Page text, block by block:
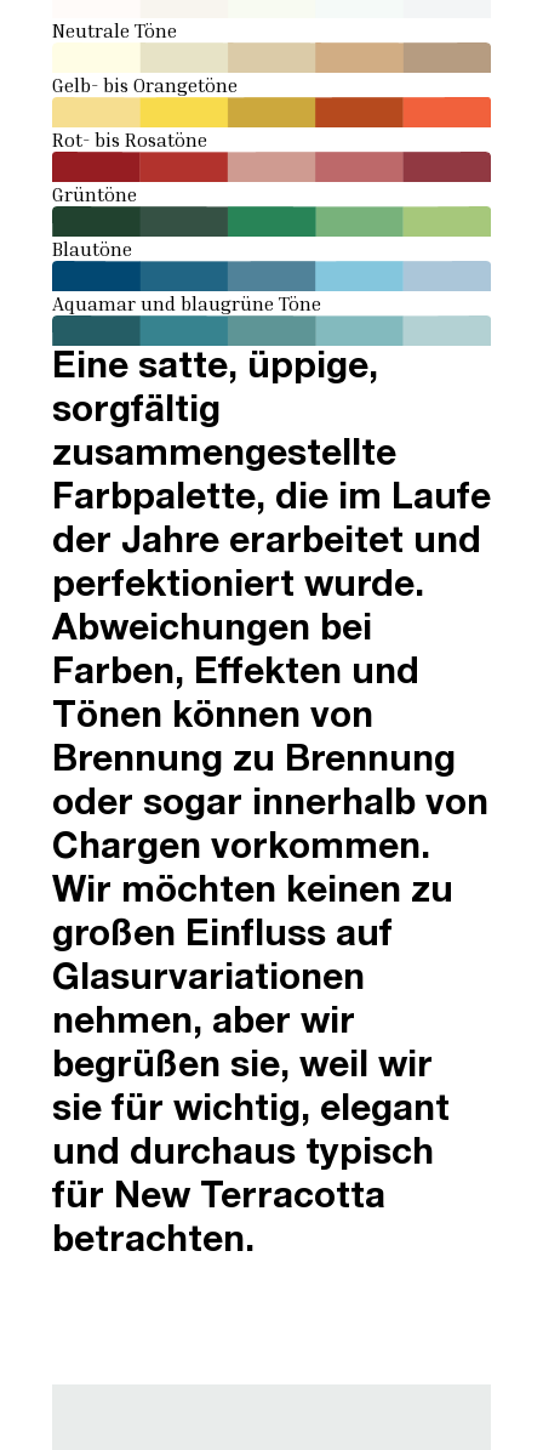
Neutrale Töne
Gelb- bis Orangetöne
Rot- bis Rosatöne
Grüntöne
Blautöne
Aquamar und blaugrüne Töne
Eine satte, üppige,
sorgfältig
zusammengestellte
Farbpalette, die im Laufe
der Jahre erarbeitet und
perfektioniert wurde.
Abweichungen bei
Farben, Effekten und
Tönen können von
Brennung zu Brennung
oder sogar innerhalb von
Chargen vorkommen.
Wir möchten keinen zu
großen Einfluss auf
Glasurvariationen
nehmen, aber wir
begrüßen sie, weil wir
sie für wichtig, elegant
und durchaus typisch
für New Terracotta
betrachten.